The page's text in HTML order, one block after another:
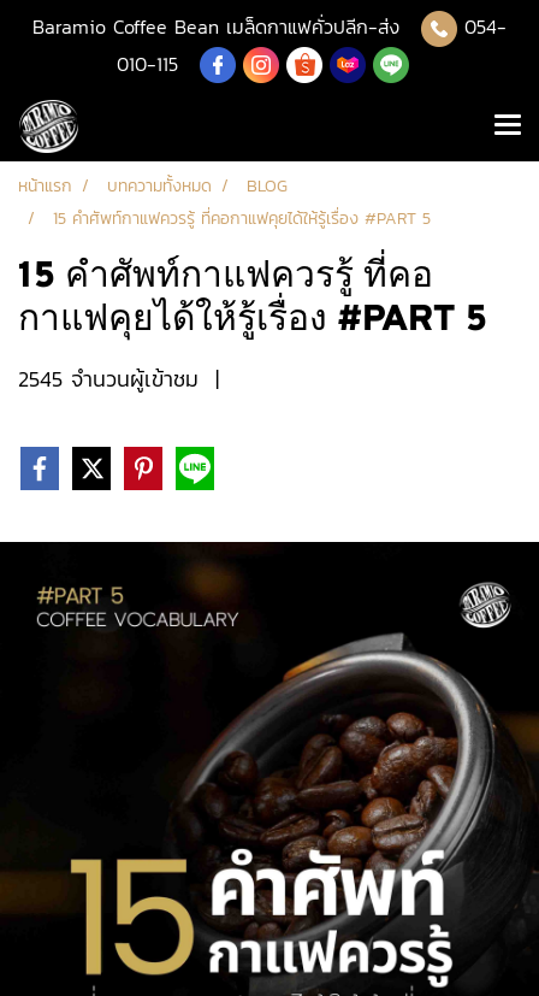
Baramio Coffee Bean เมล็ดกาแฟคั่วปลีก-ส่ง
054-
010-115
หน้าแรก บทความทั้งหมด
BLOG
15 คำศัพท์กาแฟควรรู้ ที่คอกาแฟคุยได้ให้รู้เรื่อง #PART 5
15 คำศัพท์กาแฟควรรู้ ที่คอ
กาแฟคุยได้ให้รู้เรื่อง #PART 5
2545 จำนวนผู้เข้าชม |